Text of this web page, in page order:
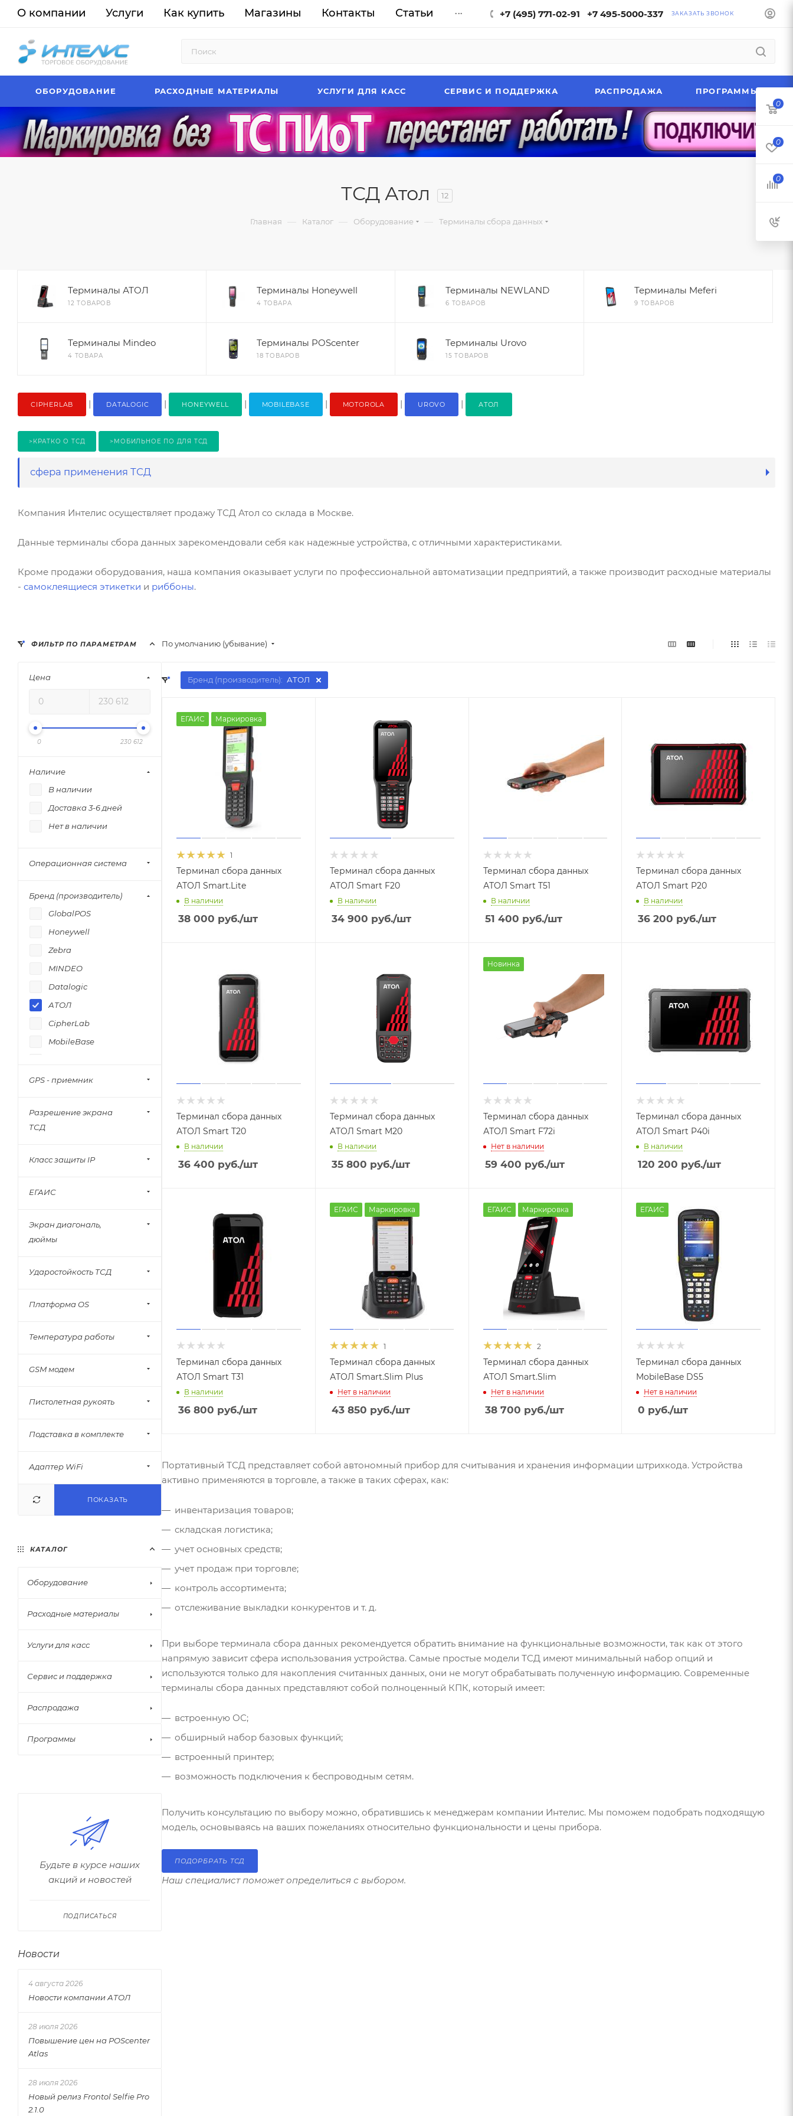
О компании Услуги Как купить Магазины Контакты Статьи ... +7 (495) 771-02-91 +7 495-5000-337 ЗАКАЗАТЬ ЗВОНОК
ОБОРУДОВАНИЕ РАСХОДНЫЕ МАТЕРИАЛЫ УСЛУГИ ДЛЯ КАСС СЕРВИС И ПОДДЕРЖКА РАСПРОДАЖА ПРОГРАММЫ
ТСД Атол 12
Главная — Каталог — Оборудование — Терминалы сбора данных
Терминалы АТОЛ
12 ТОВАРОВ
Терминалы Honeywell
4 ТОВАРА
Терминалы NEWLAND
6 ТОВАРОВ
Терминалы Meferi
9 ТОВАРОВ
Терминалы Mindeo
4 ТОВАРА
Терминалы POScenter
18 ТОВАРОВ
Терминалы Urovo
15 ТОВАРОВ
CIPHERLAB | DATALOGIC | HONEYWELL | MOBILEBASE | MOTOROLA | UROVO | АТОЛ
>КРАТКО О ТСД >МОБИЛЬНОЕ ПО ДЛЯ ТСД
сфера применения ТСД
Компания Интелис осуществляет продажу ТСД Атол со склада в Москве.
Данные терминалы сбора данных зарекомендовали себя как надежные устройства, с отличными характеристиками.
Кроме продажи оборудования, наша компания оказывает услуги по профессиональной автоматизации предприятий, а также производит расходные материалы
- самоклеящиеся этикетки и риббоны.
По умолчанию (убывание)
Бренд (производитель): АТОЛ
ЕГАИС Маркировка
1
Терминал сбора данных
АТОЛ Smart.Lite
В наличии
38 000 руб./шт
Терминал сбора данных
АТОЛ Smart F20
В наличии
34 900 руб./шт
Терминал сбора данных
АТОЛ Smart T51
В наличии
51 400 руб./шт
Терминал сбора данных
АТОЛ Smart P20
В наличии
36 200 руб./шт
Терминал сбора данных
АТОЛ Smart T20
В наличии
36 400 руб./шт
Терминал сбора данных
АТОЛ Smart M20
В наличии
35 800 руб./шт
Новинка
Терминал сбора данных
АТОЛ Smart F72i
Нет в наличии
59 400 руб./шт
Терминал сбора данных
АТОЛ Smart P40i
В наличии
120 200 руб./шт
Терминал сбора данных
АТОЛ Smart T31
В наличии
36 800 руб./шт
ЕГАИС Маркировка
1
Терминал сбора данных
АТОЛ Smart.Slim Plus
Нет в наличии
43 850 руб./шт
ЕГАИС Маркировка
2
Терминал сбора данных
АТОЛ Smart.Slim
Нет в наличии
38 700 руб./шт
ЕГАИС
Терминал сбора данных
MobileBase DS5
Нет в наличии
0 руб./шт
Портативный ТСД представляет собой автономный прибор для считывания и хранения информации штрихкода. Устройства
активно применяются в торговле, а также в таких сферах, как:
инвентаризация товаров;
складская логистика;
учет основных средств;
учет продаж при торговле;
контроль ассортимента;
отслеживание выкладки конкурентов и т. д.
При выборе терминала сбора данных рекомендуется обратить внимание на функциональные возможности, так как от этого
напрямую зависит сфера использования устройства. Самые простые модели ТСД имеют минимальный набор опций и
используются только для накопления считанных данных, они не могут обрабатывать полученную информацию. Современные
терминалы сбора данных представляют собой полноценный КПК, который имеет:
встроенную ОС;
обширный набор базовых функций;
встроенный принтер;
возможность подключения к беспроводным сетям.
Получить консультацию по выбору можно, обратившись к менеджерам компании Интелис. Мы поможем подобрать подходящую
модель, основываясь на ваших пожеланиях относительно функциональности и цены прибора.
ПОДОРБРАТЬ ТСД
Наш специалист поможет определиться с выбором.
ФИЛЬТР ПО ПАРАМЕТРАМ
Цена
0 230 612
Наличие
В наличии
Доставка 3-6 дней
Нет в наличии
Операционная система
Бренд (производитель)
GlobalPOS
Honeywell
Zebra
MINDEO
Datalogic
АТОЛ
CipherLab
MobileBase
Urovo
Newland
GPS - приемник
Разрешение экрана
ТСД
Класс защиты IP
ЕГАИС
Экран диагональ,
дюймы
Ударостойкость ТСД
Платформа OS
Температура работы
GSM модем
Пистолетная рукоять
Подставка в комплекте
Адаптер WiFi
ПОКАЗАТЬ
КАТАЛОГ
Оборудование
Расходные материалы
Услуги для касс
Сервис и поддержка
Распродажа
Программы
Будьте в курсе наших
акций и новостей
ПОДПИСАТЬСЯ
Новости
4 августа 2026
Новости компании АТОЛ
28 июля 2026
Повышение цен на POScenter
Atlas
28 июля 2026
Новый релиз Frontol Selfie Pro
2.1.0
0
0
0